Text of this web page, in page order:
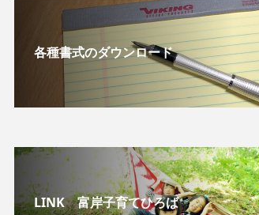
各種書式のダウンロード
LINK 富岸子育てひろば